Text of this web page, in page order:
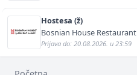
Hostesa (ž)
Bosnian House Restaurant
Prijava do: 20.08.2026. u 23:59